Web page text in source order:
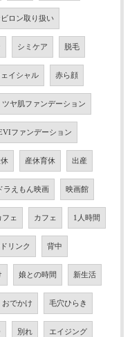
ロン取り扱い
シミケア 脱毛
イシャル 赤ら顔
ツヤ肌ファンデーション
ファンデーション
産休育休 出産
ドラえもん映画 映画館
フェ カフェ 1人時間
リンク 背中
娘との時間 新生活
おでかけ 毛穴ひらき
別れ エイジング